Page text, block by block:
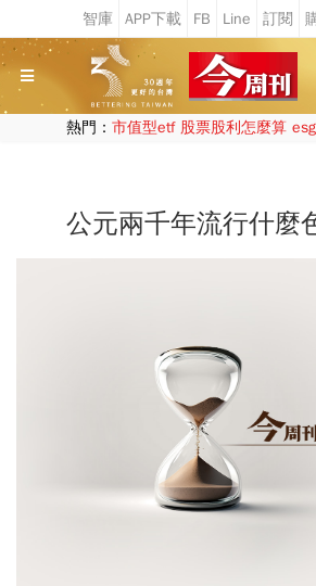
熱門： 市值型etf 股票股利怎麼算
公元兩千年流行什麼